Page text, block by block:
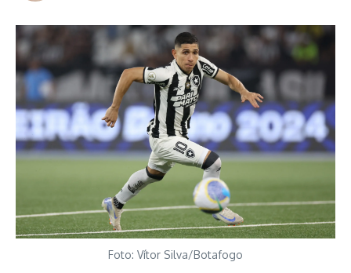
Foto: Vítor Silva/Botafogo